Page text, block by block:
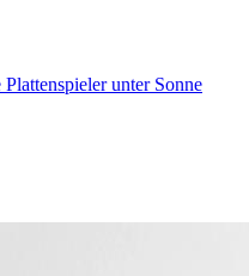
unter Sonne